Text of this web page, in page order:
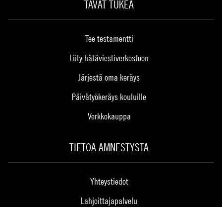
TAVAT TUKEA
Tee testamentti
Liity hätäviestiverkostoon
Järjestä oma keräys
Päivätyökeräys kouluille
Verkkokauppa
TIETOA AMNESTYSTA
Yhteystiedot
Lahjoittajapalvelu